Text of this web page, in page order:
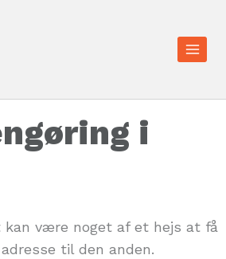
i
være noget af et hejs at få
til den anden.